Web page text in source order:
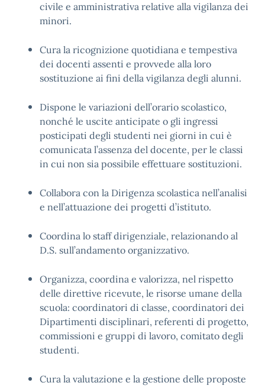
civile e amministrativa relative alla vigilanza dei
minori.
Cura la ricognizione quotidiana e tempestiva
dei docenti assenti e provvede alla loro
sostituzione ai fini della vigilanza degli alunni.
Dispone le variazioni dell’orario scolastico,
nonché le uscite anticipate o gli ingressi
posticipati degli studenti nei giorni in cui è
comunicata l’assenza del docente, per le classi
in cui non sia possibile effettuare sostituzioni.
Collabora con la Dirigenza scolastica nell’analisi
e nell’attuazione dei progetti d’istituto.
Coordina lo staff dirigenziale, relazionando al
D.S. sull’andamento organizzativo.
Organizza, coordina e valorizza, nel rispetto
delle direttive ricevute, le risorse umane della
scuola: coordinatori di classe, coordinatori dei
Dipartimenti disciplinari, referenti di progetto,
commissioni e gruppi di lavoro, comitato degli
studenti.
Cura la valutazione e la gestione delle proposte